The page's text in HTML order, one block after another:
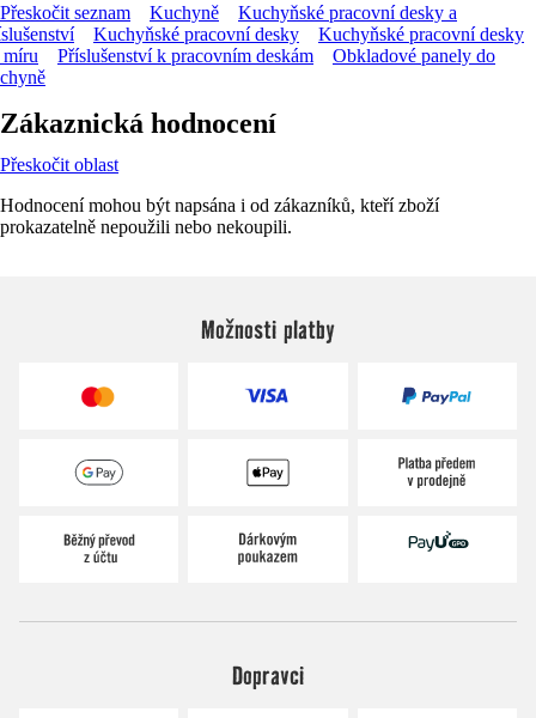
Přeskočit seznam Kuchyně
Kuchyňské pracovní desky a
Kuchyňské pracovní desky
Kuchyňské pracovní desky
míru
Příslušenství k pracovním deskám
Obkladové panely do
Zákaznická hodnocení
Přeskočit oblast
Hodnocení mohou být napsána i od zákazníků, kteří zboží
prokazatelně nepoužili nebo nekoupili.
Možnosti platby
Dopravci